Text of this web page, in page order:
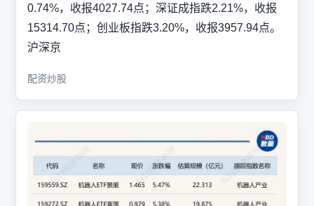
0.74%，收报4027.74点；深证成指跌2.21%，收报
15314.70点；创业板指跌3.20%，收报3957.94点。
沪深京
配资炒股